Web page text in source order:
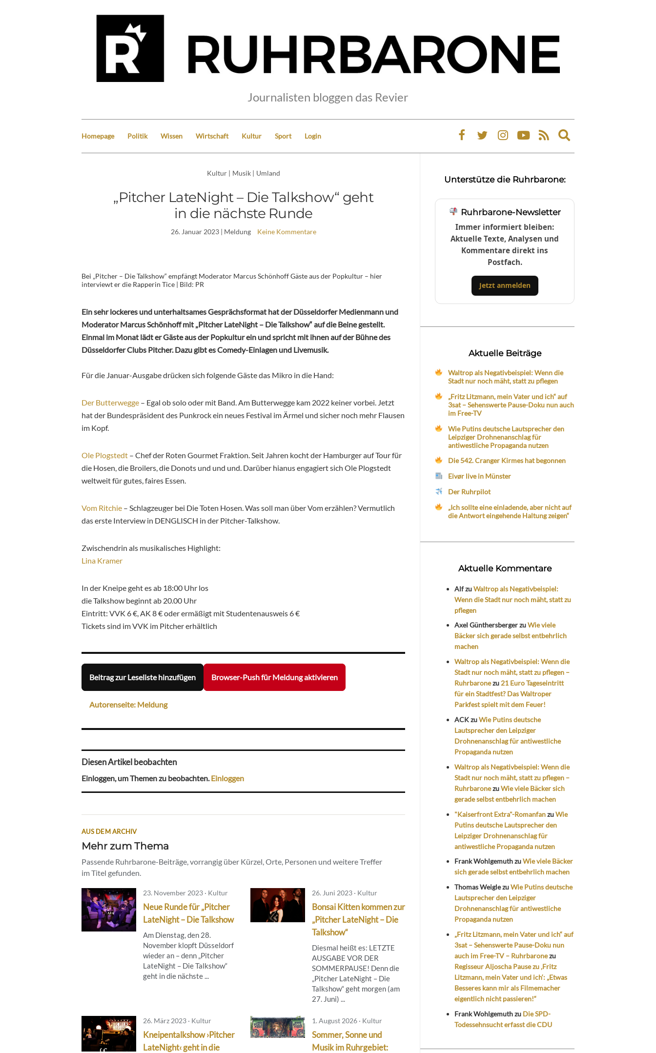
Journalisten bloggen das Revier
Homepage Politik Wissen Wirtschaft Kultur Sport Login
Expand
search
Kultur | Musik | Umland
„Pitcher LateNight – Die Talkshow“ geht
in die nächste Runde
26. Januar 2023| Meldung Keine Kommentare
Bei „Pitcher – Die Talkshow“ empfängt Moderator Marcus Schönhoff Gäste aus der Popkultur – hier
interviewt er die Rapperin Tice | Bild: PR
Ein sehr lockeres und unterhaltsames Gesprächsformat hat der Düsseldorfer Medienmann und
Moderator Marcus Schönhoff mit „Pitcher LateNight – Die Talkshow“ auf die Beine gestellt.
Einmal im Monat lädt er Gäste aus der Popkultur ein und spricht mit ihnen auf der Bühne des
Düsseldorfer Clubs Pitcher. Dazu gibt es Comedy-Einlagen und Livemusik.
Für die Januar-Ausgabe drücken sich folgende Gäste das Mikro in die Hand:
Der Butterwegge – Egal ob solo oder mit Band. Am Butterwegge kam 2022 keiner vorbei. Jetzt
hat der Bundespräsident des Punkrock ein neues Festival im Ärmel und sicher noch mehr Flausen
im Kopf.
Ole Plogstedt – Chef der Roten Gourmet Fraktion. Seit Jahren kocht der Hamburger auf Tour für
die Hosen, die Broilers, die Donots und und und. Darüber hianus engagiert sich Ole Plogstedt
weltweit für gutes, faires Essen.
Vom Ritchie – Schlagzeuger bei Die Toten Hosen. Was soll man über Vom erzählen? Vermutlich
das erste Interview in DENGLISCH in der Pitcher-Talkshow.
Zwischendrin als musikalisches Highlight:
Lina Kramer
In der Kneipe geht es ab 18:00 Uhr los
die Talkshow beginnt ab 20.00 Uhr
Eintritt: VVK 6 €, AK 8 € oder ermäßigt mit Studentenausweis 6 €
Tickets sind im VVK im Pitcher erhältlich
Beitrag zur Leseliste hinzufügen Browser-Push für Meldung aktivieren
Autorenseite: Meldung
Diesen Artikel beobachten
Einloggen, um Themen zu beobachten.Einloggen
AUS DEM ARCHIV
Mehr zum Thema
Passende Ruhrbarone-Beiträge, vorrangig über Kürzel, Orte, Personen und weitere Treffer
im Titel gefunden.
23. November 2023 · Kultur
Neue Runde für „Pitcher
LateNight – Die Talkshow
Am Dienstag, den 28.
November klopft Düsseldorf
wieder an – denn „Pitcher
LateNight – Die Talkshow“
geht in die nächste ...
26. Juni 2023 · Kultur
Bonsai Kitten kommen zur
„Pitcher LateNight – Die
Talkshow“
Diesmal heißt es: LETZTE
AUSGABE VOR DER
SOMMERPAUSE! Denn die
„Pitcher LateNight – Die
Talkshow“ geht morgen (am
27. Juni) ...
26. März 2023 · Kultur
Kneipentalkshow ›Pitcher
LateNight‹ geht in die
1. August 2026 · Kultur
Sommer, Sonne und
Musik im Ruhrgebiet:
Unterstütze die Ruhrbarone:
Ruhrbarone-Newsletter
Immer informiert bleiben:
Aktuelle Texte, Analysen und
Kommentare direkt ins
Postfach.
Jetzt anmelden
Aktuelle Beiträge
Waltrop als Negativbeispiel: Wenn die
Stadt nur noch mäht, statt zu pflegen
„Fritz Litzmann, mein Vater und ich“ auf
3sat – Sehenswerte Pause-Doku nun auch
im Free-TV
Wie Putins deutsche Lautsprecher den
Leipziger Drohnenanschlag für
antiwestliche Propaganda nutzen
Die 542. Cranger Kirmes hat begonnen
Eivør live in Münster
Der Ruhrpilot
„Ich sollte eine einladende, aber nicht auf
die Antwort eingehende Haltung zeigen“
Aktuelle Kommentare
AlfzuWaltrop als Negativbeispiel:
Wenn die Stadt nur noch mäht, statt zu
pflegen
Axel GünthersbergerzuWie viele
Bäcker sich gerade selbst entbehrlich
machen
Waltrop als Negativbeispiel: Wenn die
Stadt nur noch mäht, statt zu pflegen –
Ruhrbaronezu 21 Euro Tageseintritt
für ein Stadtfest? Das Waltroper
Parkfest spielt mit dem Feuer!
ACKzuWie Putins deutsche
Lautsprecher den Leipziger
Drohnenanschlag für antiwestliche
Propaganda nutzen
Waltrop als Negativbeispiel: Wenn die
Stadt nur noch mäht, statt zu pflegen –
RuhrbaronezuWie viele Bäcker sich
gerade selbst entbehrlich machen
"Kaiserfront Extra"-RomanfanzuWie
Putins deutsche Lautsprecher den
Leipziger Drohnenanschlag für
antiwestliche Propaganda nutzen
Frank WohlgemuthzuWie viele Bäcker
sich gerade selbst entbehrlich machen
Thomas WeiglezuWie Putins deutsche
Lautsprecher den Leipziger
Drohnenanschlag für antiwestliche
Propaganda nutzen
„Fritz Litzmann, mein Vater und ich“ auf
3sat – Sehenswerte Pause-Doku nun
auch im Free-TV – Ruhrbaronezu
Regisseur Aljoscha Pause zu ‚Fritz
Litzmann, mein Vater und ich‘: „Etwas
Besseres kann mir als Filmemacher
eigentlich nicht passieren!“
Frank Wohlgemuthzu Die SPD-
Todessehnsucht erfasst die CDU